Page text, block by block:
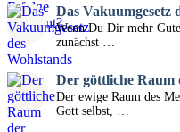
Das Vakuumgesetz
Wenn Du Dir mehr
zunächst …
Der göttliche
Der ewige Raum des
Gott selbst, …